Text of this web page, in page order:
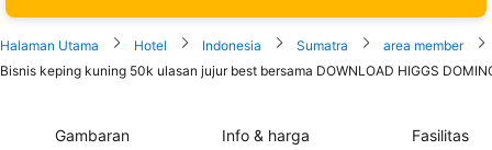
Halaman Utama Hotel Indonesia Sumatra
area member
Bisnis keping kuning 50k ulasan jujur best bersama DOWNLOAD HIGGS
Gambaran Info & harga Fasilitas